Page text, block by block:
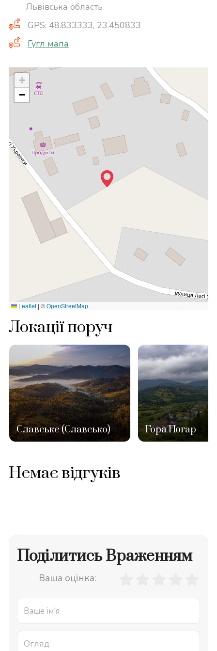
Львівська область
GPS: 48.833333, 23.450833
Гугл мапа
+
−
Leaflet | ©OpenStreetMap
Локації поруч
Славське (Славсько) Гора Погар
Немає відгуків
Поділитись Враженням
Ваша оцінка: